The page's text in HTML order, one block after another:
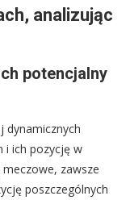
analizując
potencjalny
dynamicznych
i ich pozycję w
meczowe, zawsze
poszczególnych